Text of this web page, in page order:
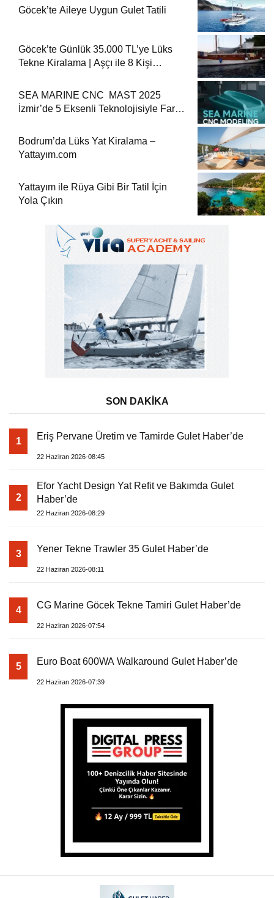
Göcek’te Aileye Uygun Gulet Tatili
Göcek’te Günlük 35.000 TL’ye Lüks
Tekne Kiralama | Aşçı ile 8 Kişi
SEA MARINE CNC MAST 2025
İzmir’de 5 Eksenli Teknolojisiyle Fark
Bodrum’da Lüks Yat Kiralama –
Yattayım.com
Yattayım ile Rüya Gibi Bir Tatil İçin
Yola Çıkın
SON DAKİKA
1 Eriş Pervane Üretim ve Tamirde Gulet Haber’de
22 Haziran 2026-08:45
2
Efor Yacht Design Yat Refit ve Bakımda Gulet
Haber’de
22 Haziran 2026-08:29
3 Yener Tekne Trawler 35 Gulet Haber’de
22 Haziran 2026-08:11
4 CG Marine Göcek Tekne Tamiri Gulet Haber’de
22 Haziran 2026-07:54
5 Euro Boat 600WA Walkaround Gulet Haber’de
22 Haziran 2026-07:39